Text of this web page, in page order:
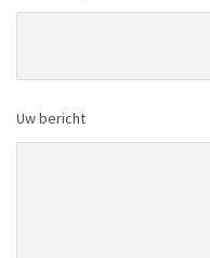
Uw bericht